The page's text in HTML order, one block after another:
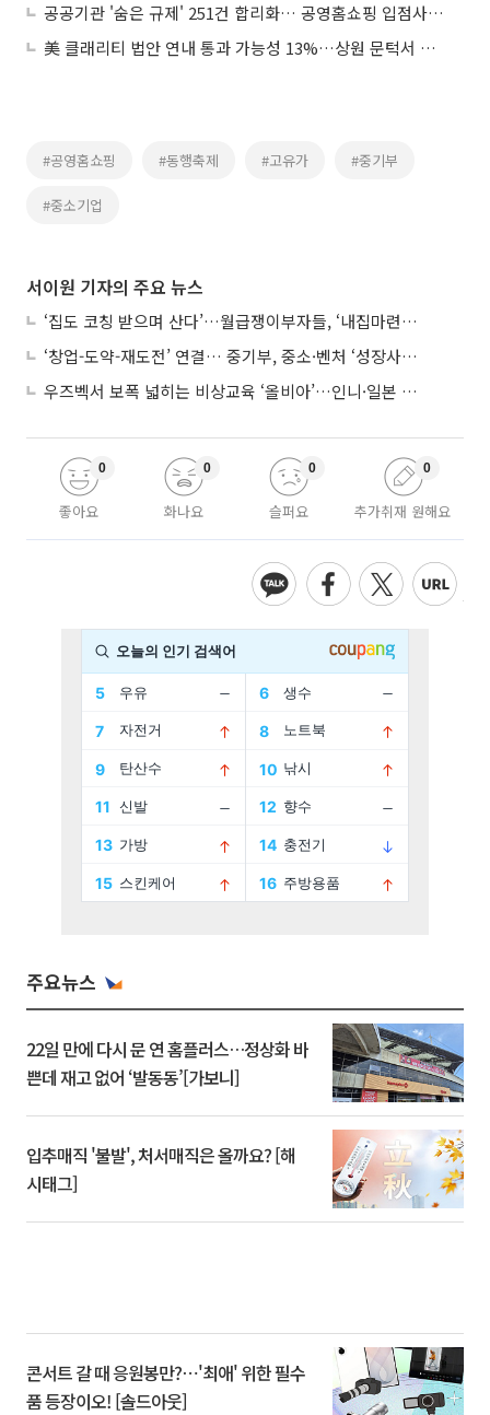
공공기관 '숨은 규제' 251건 합리화… 공영홈쇼핑 입점사 대금 지급기간 단축
美 클래리티 법안 연내 통과 가능성 13%…상원 문턱서 제동
#공영홈쇼핑 #동행축제 #고유가 #중기부
#중소기업
서이원 기자의 주요 뉴스
‘집도 코칭 받으며 산다’…월급쟁이부자들, ‘내집마련’ 신청 증가세
‘창업-도약-재도전’ 연결… 중기부, 중소·벤처 ‘성장사다리’ 짓는다
우즈벡서 보폭 넓히는 비상교육 ‘올비아’…인니·일본 진출 타진
좋아요
0
화나요
0
슬퍼요
0
추가취재 원해요
0
주요뉴스
22일 만에 다시 문 연 홈플러스…정상화 바
쁜데 재고 없어 ‘발동동’[가보니]
입추매직 '불발', 처서매직은 올까요? [해
시태그]
콘서트 갈 때 응원봉만?⋯'최애' 위한 필수
품 등장이오! [솔드아웃]